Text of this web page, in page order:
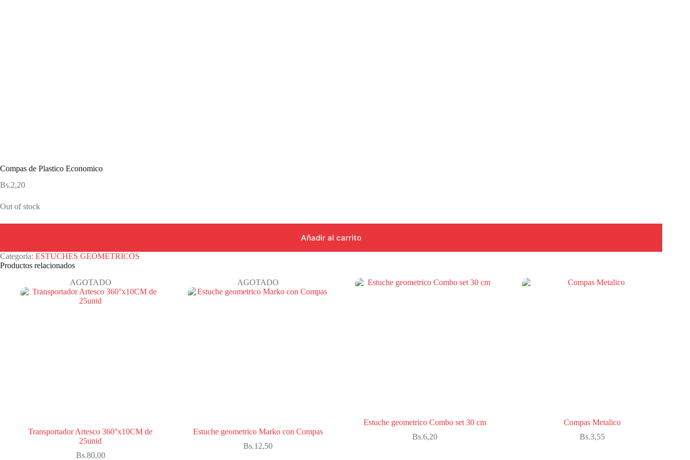
Compas de Plastico Economico
Bs.2,20
Out of stock
Añadir al carrito
Categoría: ESTUCHES GEOMETRICOS
Productos relacionados
AGOTADO
Transportador Artesco 360°x10CM de
25unid
Bs.80,00
AGOTADO
Estuche geometrico Marko con Compas
Bs.12,50
Estuche geometrico Combo set 30 cm
Bs.6,20
Compas Metalico
Bs.3,55